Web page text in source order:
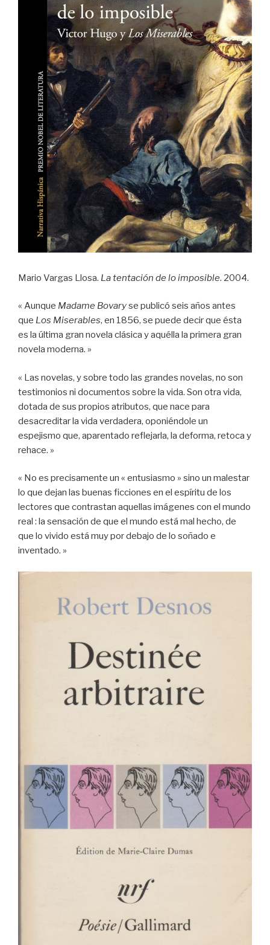
Mario Vargas Llosa. La tentación de lo imposible. 2004.
« Aunque Madame Bovaryse publicó seis años antes
que Los Miserables, en 1856, se puede decir que ésta
es la última gran novela clásica y aquélla la primera gran
novela moderna. »
« Las novelas, y sobre todo las grandes novelas, no son
testimonios ni documentos sobre la vida. Son otra vida,
dotada de sus propios atributos, que nace para
desacreditar la vida verdadera, oponiéndole un
espejismo que, aparentado reflejarla, la deforma, retoca y
rehace. »
« No es precisamente un « entusiasmo » sino un malestar
lo que dejan las buenas ficciones en el espíritu de los
lectores que contrastan aquellas imágenes con el mundo
real : la sensación de que el mundo está mal hecho, de
que lo vivido está muy por debajo de lo soñado e
inventado. »